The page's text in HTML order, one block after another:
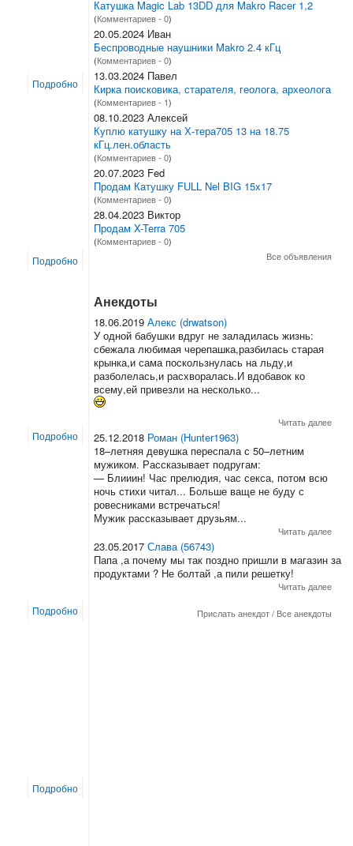
Подробно
Подробно
Подробно
Подробно
Подробно
Катушка Magic Lab 13DD для Makro Racer 1,2
(Комментариев - 0)
20.05.2024 Иван
Беспроводные наушники Makro 2.4 кГц
(Комментариев - 0)
13.03.2024 Павел
Кирка поисковика, старателя, геолога, археолога
(Комментариев - 1)
08.10.2023 Алексей
Куплю катушку на Х-тера705 13 на 18.75
кГц.лен.область
(Комментариев - 0)
20.07.2023 Fed
Продам Катушку FULL Nel BIG 15x17
(Комментариев - 0)
28.04.2023 Виктор
Продам X-Terra 705
(Комментариев - 0)
Все объявления
Анекдоты
18.06.2019 Алекс (drwatson)
У одной бабушки вдруг не заладилась жизнь:
сбежала любимая черепашка,разбилась старая
крынка,и сама поскользнулась на льду,и
разболелась,и расхворалась.И вдобавок ко
всему,ей привезли на несколько...
Читать далее
25.12.2018 Роман (Hunter1963)
18–летняя девушка переспала с 50–летним
мужиком. Рассказывает подругам:
— Блииин! Час прелюдия, час секса, потом всю
ночь стихи читал... Больше ваще не буду с
ровесниками встречаться!
Мужик рассказывает друзьям...
Читать далее
23.05.2017 Слава (56743)
Папа ,а почему мы так поздно пришли в магазин за
продуктами ? Не болтай ,а пили решетку!
Читать далее
Прислать анекдот/ Все анекдоты